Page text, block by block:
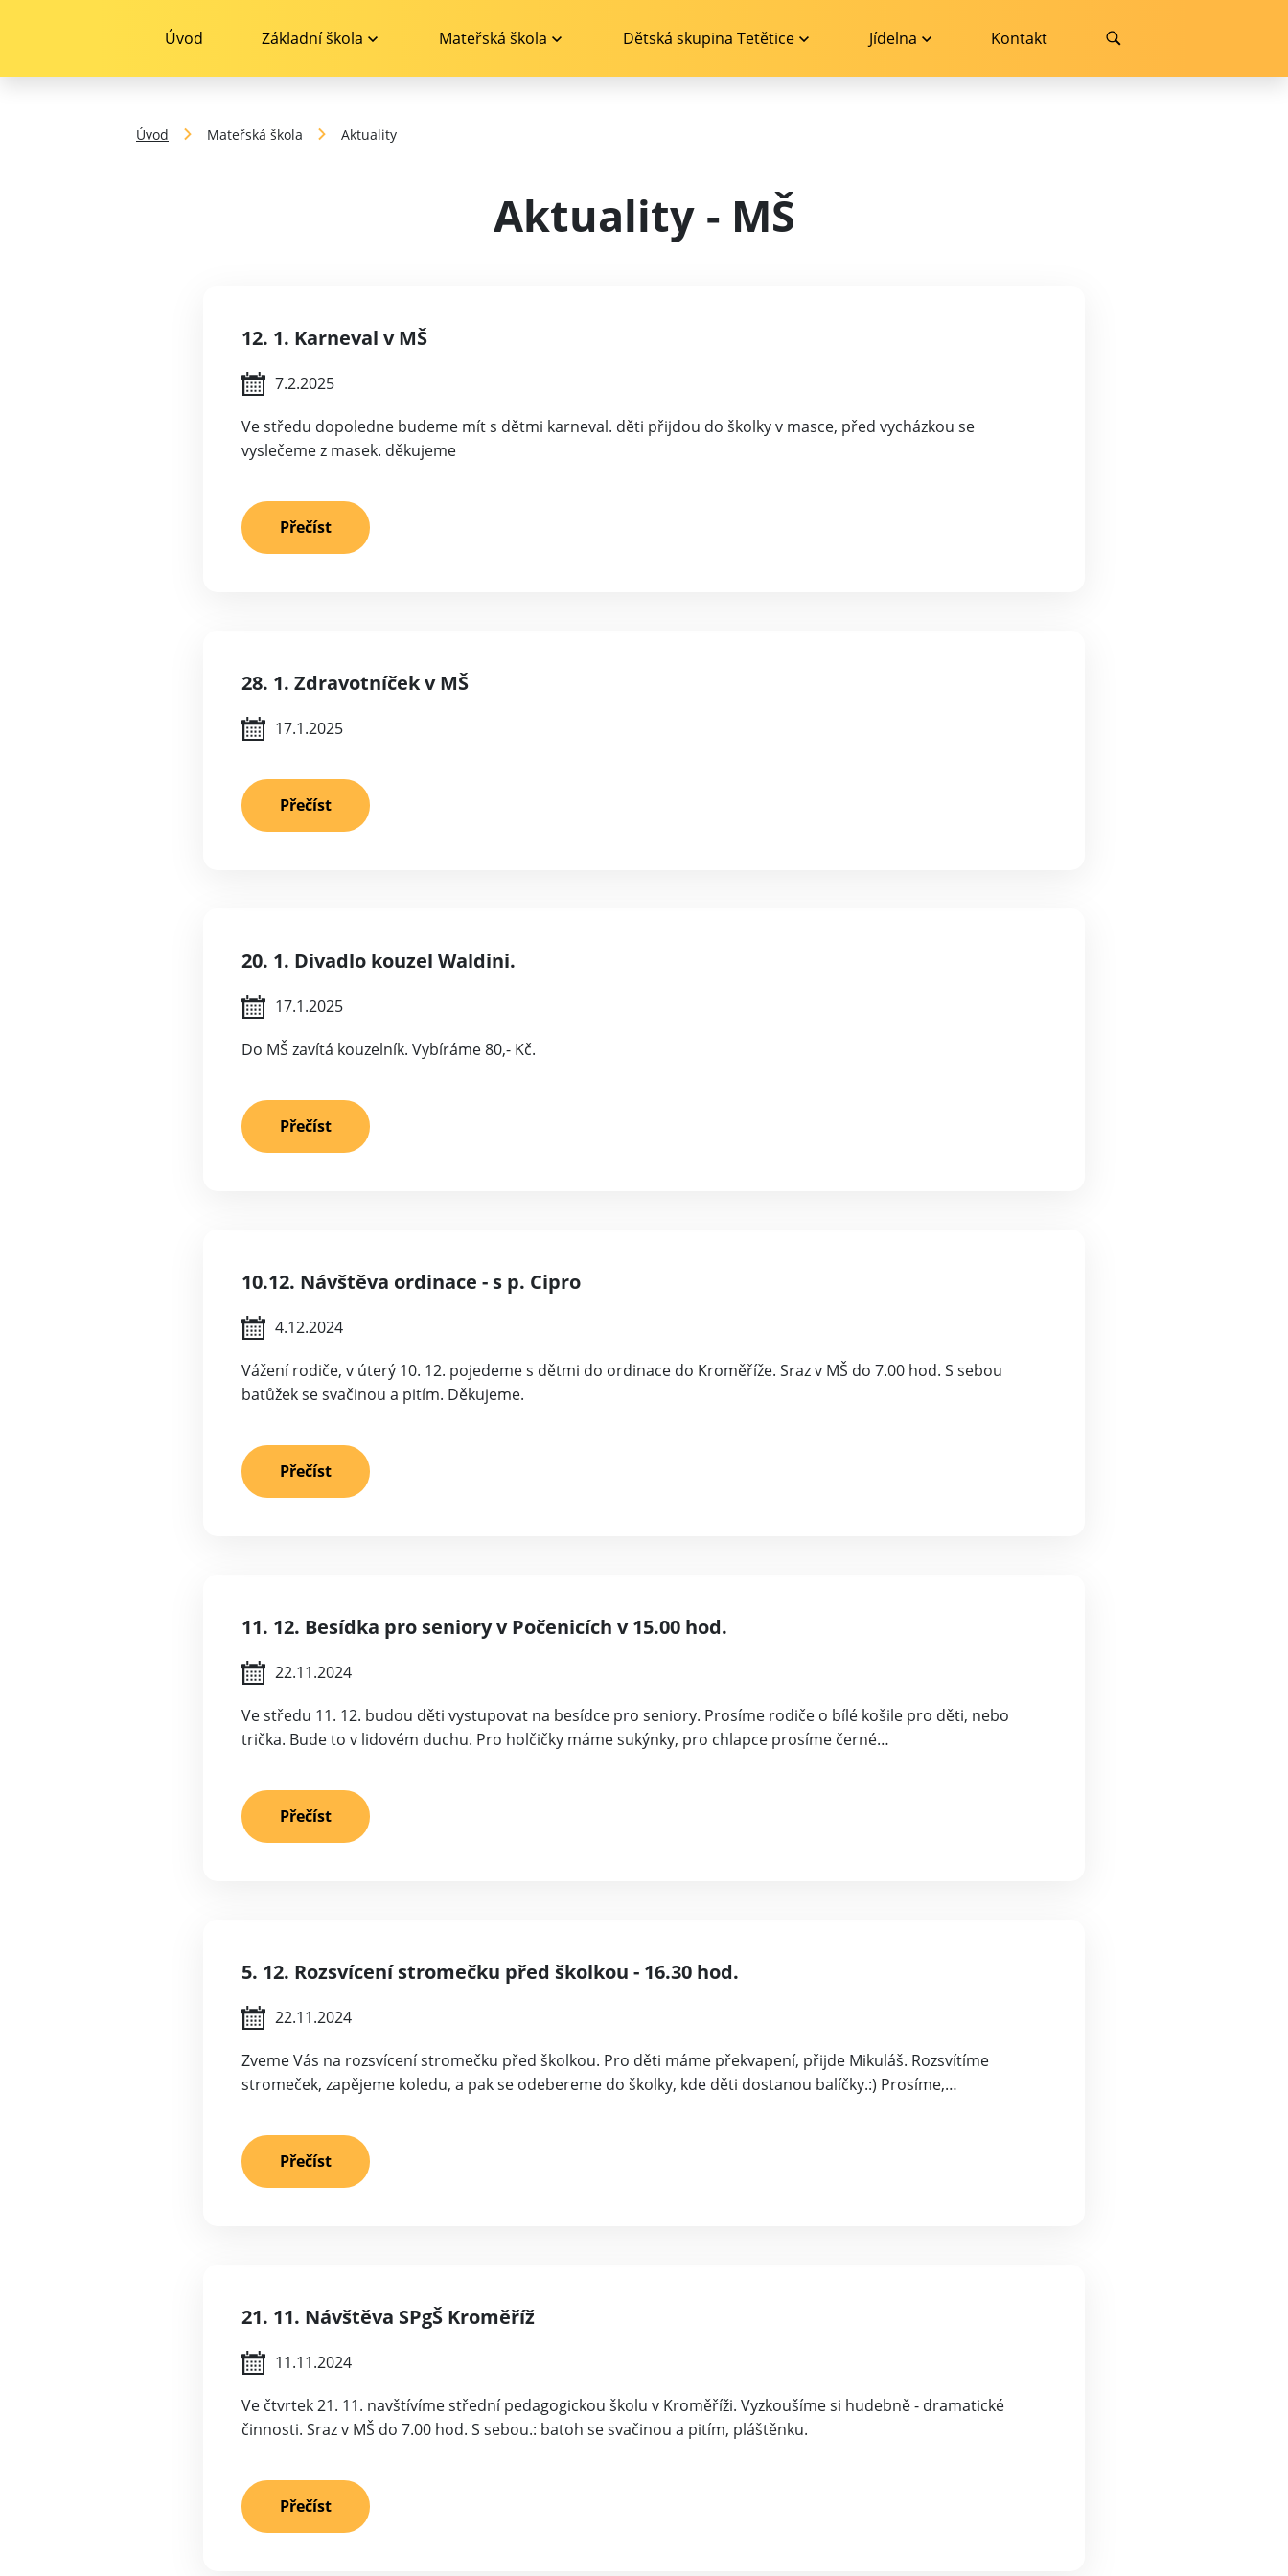
Úvod Základní škola Mateřská škola Dětská skupina Tetětice Jídelna Kontakt
Úvod Mateřská škola Aktuality
Aktuality - MŠ
12. 1. Karneval v MŠ
7.2.2025
Ve středu dopoledne budeme mít s dětmi karneval. děti přijdou do školky v masce, před vycházkou se
vyslečeme z masek. děkujeme
Přečíst
28. 1. Zdravotníček v MŠ
17.1.2025
Přečíst
20. 1. Divadlo kouzel Waldini.
17.1.2025
Do MŠ zavítá kouzelník. Vybíráme 80,- Kč.
Přečíst
10.12. Návštěva ordinace - s p. Cipro
4.12.2024
Vážení rodiče, v úterý 10. 12. pojedeme s dětmi do ordinace do Kroměříže. Sraz v MŠ do 7.00 hod. S sebou
batůžek se svačinou a pitím. Děkujeme.
Přečíst
11. 12. Besídka pro seniory v Počenicích v 15.00 hod.
22.11.2024
Ve středu 11. 12. budou děti vystupovat na besídce pro seniory. Prosíme rodiče o bílé košile pro děti, nebo
trička. Bude to v lidovém duchu. Pro holčičky máme sukýnky, pro chlapce prosíme černé…
Přečíst
5. 12. Rozsvícení stromečku před školkou - 16.30 hod.
22.11.2024
Zveme Vás na rozsvícení stromečku před školkou. Pro děti máme překvapení, přijde Mikuláš. Rozsvítíme
stromeček, zapějeme koledu, a pak se odebereme do školky, kde děti dostanou balíčky.:) Prosíme,…
Přečíst
21. 11. Návštěva SPgŠ Kroměříž
11.11.2024
Ve čtvrtek 21. 11. navštívíme střední pedagogickou školu v Kroměříži. Vyzkoušíme si hudebně - dramatické
činnosti. Sraz v MŠ do 7.00 hod. S sebou.: batoh se svačinou a pitím, pláštěnku.
Přečíst